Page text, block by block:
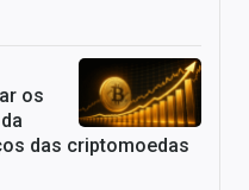
os
das criptomoedas